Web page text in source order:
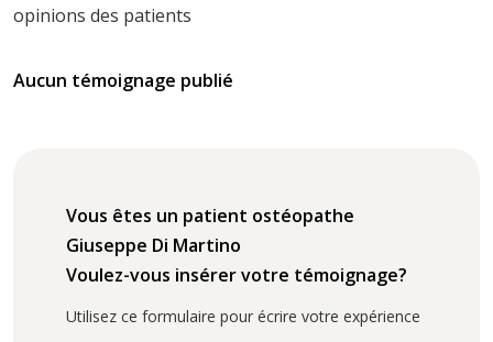
opinions des patients
Aucun témoignage publié
Vous êtes un patient ostéopathe
Giuseppe Di Martino
Voulez-vous insérer votre témoignage?
Utilisez ce formulaire pour écrire votre expérience